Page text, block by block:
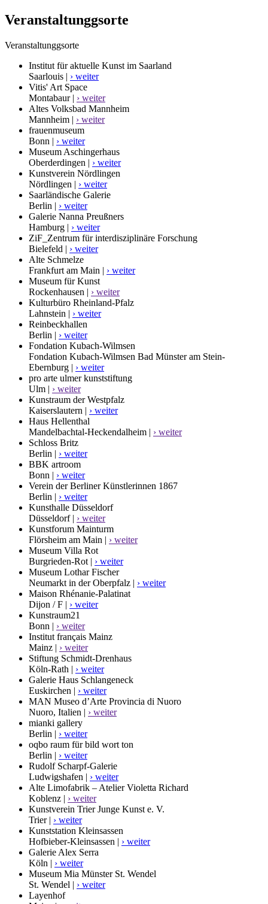
Veranstaltunggsorte
Veranstaltunggsorte
Institut für aktuelle Kunst im Saarland
Saarlouis | › weiter
Vitis' Art Space
Montabaur | › weiter
Altes Volksbad Mannheim
Mannheim | › weiter
frauenmuseum
Bonn | › weiter
Museum Aschingerhaus
Oberderdingen | › weiter
Kunstverein Nördlingen
Nördlingen | › weiter
Saarländische Galerie
Berlin | › weiter
Galerie Nanna Preußners
Hamburg | › weiter
ZiF_Zentrum für interdisziplinäre Forschung
Bielefeld | › weiter
Alte Schmelze
Frankfurt am Main | › weiter
Museum für Kunst
Rockenhausen | › weiter
Kulturbüro Rheinland-Pfalz
Lahnstein | › weiter
Reinbeckhallen
Berlin | › weiter
Fondation Kubach-Wilmsen
Fondation Kubach-Wilmsen Bad Münster am Stein-
Ebernburg | › weiter
pro arte ulmer kunststiftung
Ulm | › weiter
Kunstraum der Westpfalz
Kaiserslautern | › weiter
Haus Hellenthal
Mandelbachtal-Heckendalheim | › weiter
Schloss Britz
Berlin | › weiter
BBK artroom
Bonn | › weiter
Verein der Berliner Künstlerinnen 1867
Berlin | › weiter
Kunsthalle Düsseldorf
Düsseldorf | › weiter
Kunstforum Mainturm
Flörsheim am Main | › weiter
Museum Villa Rot
Burgrieden-Rot | › weiter
Museum Lothar Fischer
Neumarkt in der Oberpfalz | › weiter
Maison Rhénanie-Palatinat
Dijon / F | › weiter
Kunstraum21
Bonn | › weiter
Institut français Mainz
Mainz | › weiter
Stiftung Schmidt-Drenhaus
Köln-Rath | › weiter
Galerie Haus Schlangeneck
Euskirchen | › weiter
MAN Museo d’Arte Provincia di Nuoro
Nuoro, Italien | › weiter
mianki gallery
Berlin | › weiter
oqbo raum für bild wort ton
Berlin | › weiter
Rudolf Scharpf-Galerie
Ludwigshafen | › weiter
Alte Limofabrik – Atelier Violetta Richard
Koblenz | › weiter
Kunstverein Trier Junge Kunst e. V.
Trier | › weiter
Kunststation Kleinsassen
Hofbieber-Kleinsassen | › weiter
Galerie Alex Serra
Köln | › weiter
Museum Mia Münster St. Wendel
St. Wendel | › weiter
Layenhof